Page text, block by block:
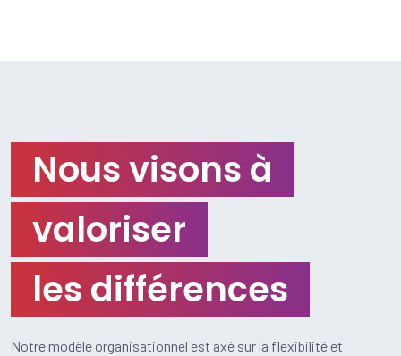
Nous visons à
valoriser
les différences
Notre modèle organisationnel est axé sur la flexibilité et